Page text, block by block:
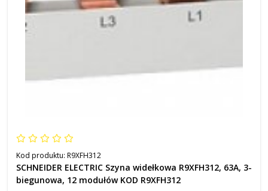
Kod produktu: R9XFH312
SCHNEIDER ELECTRIC Szyna widełkowa R9XFH312, 63A, 3-
biegunowa, 12 modułów KOD R9XFH312